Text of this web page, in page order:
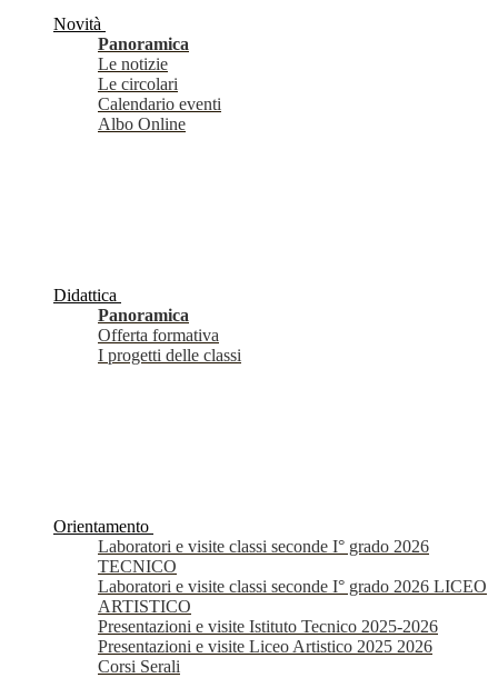
Novità
Panoramica
Le notizie
Le circolari
Calendario eventi
Albo Online
Didattica
Panoramica
Offerta formativa
I progetti delle classi
Orientamento
Laboratori e visite classi seconde I° grado 2026
TECNICO
Laboratori e visite classi seconde I° grado 2026 LICEO
ARTISTICO
Presentazioni e visite Istituto Tecnico 2025-2026
Presentazioni e visite Liceo Artistico 2025 2026
Corsi Serali